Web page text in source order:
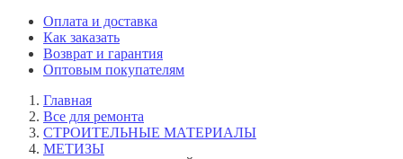
Оплата и доставка
Как заказать
Возврат и гарантия
Оптовым покупателям
Главная
Все для ремонта
СТРОИТЕЛЬНЫЕ МАТЕРИАЛЫ
МЕТИЗЫ